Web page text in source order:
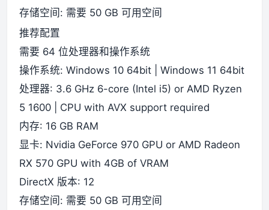
存储空间: 需要 50 GB 可用空间
推荐配置
需要 64 位处理器和操作系统
操作系统: Windows 10 64bit | Windows 11 64bit
处理器: 3.6 GHz 6-core (Intel i5) or AMD Ryzen
5 1600 | CPU with AVX support required
内存: 16 GB RAM
显卡: Nvidia GeForce 970 GPU or AMD Radeon
RX 570 GPU with 4GB of VRAM
DirectX 版本: 12
存储空间: 需要 50 GB 可用空间